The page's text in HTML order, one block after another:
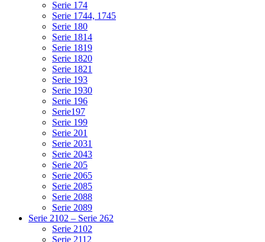
Serie 174
Serie 1744, 1745
Serie 180
Serie 1814
Serie 1819
Serie 1820
Serie 1821
Serie 193
Serie 1930
Serie 196
Serie197
Serie 199
Serie 201
Serie 2031
Serie 2043
Serie 205
Serie 2065
Serie 2085
Serie 2088
Serie 2089
Serie 2102 – Serie 262
Serie 2102
Serie 2112